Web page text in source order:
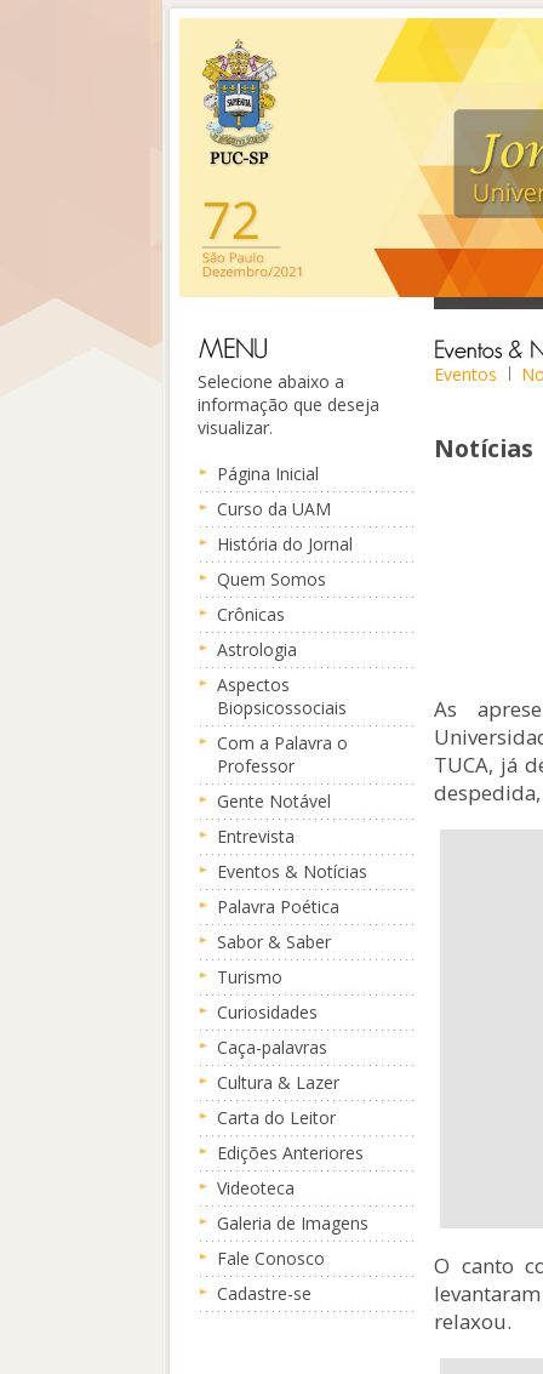
Selecione abaixo a
informação que deseja
visualizar.
Página Inicial
Curso da UAM
História do Jornal
Quem Somos
Crônicas
Astrologia
Aspectos
Biopsicossociais
Com a Palavra o
Professor
Gente Notável
Entrevista
Eventos & Notícias
Palavra Poética
Sabor & Saber
Turismo
Curiosidades
Caça-palavras
Cultura & Lazer
Carta do Leitor
Edições Anteriores
Videoteca
Galeria de Imagens
Fale Conosco
Cadastre-se
Eventos
Notícias
As
TUCA, já
O canto
relaxou.